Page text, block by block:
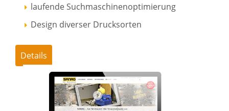
laufende Suchmaschinenoptimierung
Design diverser Drucksorten
Details